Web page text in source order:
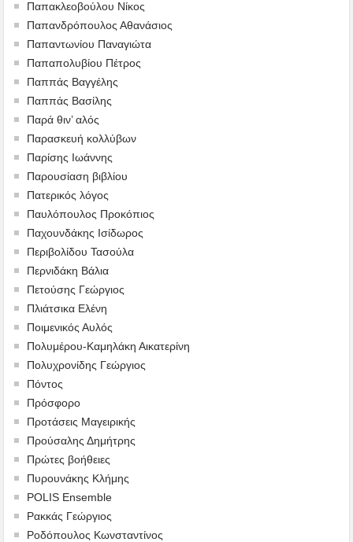
Παπακλεοβούλου Νίκος
Παπανδρόπουλος Αθανάσιος
Παπαντωνίου Παναγιώτα
Παπαπολυβίου Πέτρος
Παππάς Βαγγέλης
Παππάς Βασίλης
Παρά θιν’ αλός
Παρασκευή κολλύβων
Παρίσης Ιωάννης
Παρουσίαση βιβλίου
Πατερικός λόγος
Παυλόπουλος Προκόπιος
Παχουνδάκης Ισίδωρος
Περιβολίδου Τασούλα
Περνιδάκη Βάλια
Πετούσης Γεώργιος
Πλιάτσικα Ελένη
Ποιμενικός Αυλός
Πολυμέρου-Καμηλάκη Αικατερίνη
Πολυχρονίδης Γεώργιος
Πόντος
Πρόσφορο
Προτάσεις Μαγειρικής
Προύσαλης Δημήτρης
Πρώτες βοήθειες
Πυρουνάκης Κλήμης
POLIS Ensemble
Ρακκάς Γεώργιος
Ροδόπουλος Κωνσταντίνος